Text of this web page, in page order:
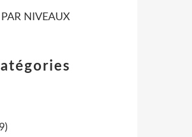
NIVEAUX